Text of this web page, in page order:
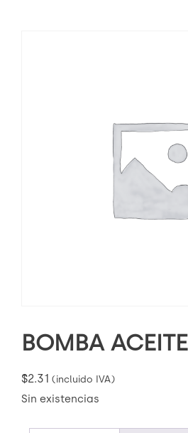
BOMBA ACEITE
$2.31 (incluido IVA)
Sin existencias